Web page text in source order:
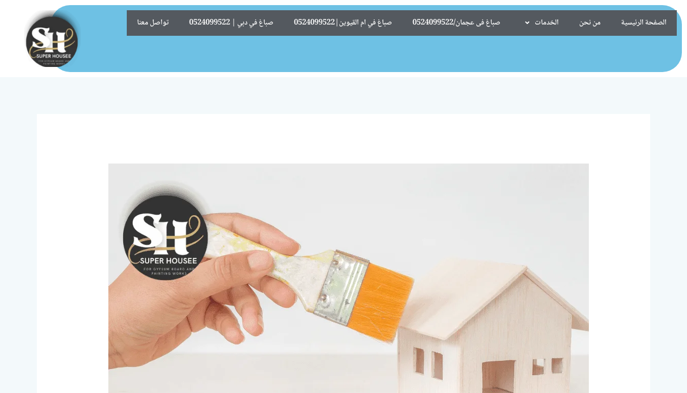
تخطي
إلى
المحتوى
الصفحة الرئيسية من نحن الخدمات صباغ فى عجمان/0524099522 صباغ في ام القيوين|0524099522 صباغ في دبي | 0524099522 تواصل معنا